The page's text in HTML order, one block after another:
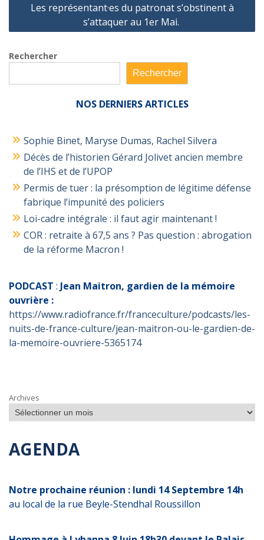
l’article
Les représentant·es du patronat s’obstinent à
s’attaquer au 1er Mai.
Rechercher
Rechercher
NOS DERNIERS ARTICLES
Sophie Binet, Maryse Dumas, Rachel Silvera
Décès de l’historien Gérard Jolivet ancien membre
de l’IHS et de l’UPOP
Permis de tuer : la présomption de légitime défense
fabrique l’impunité des policiers
Loi-cadre intégrale : il faut agir maintenant !
COR : retraite à 67,5 ans ? Pas question : abrogation
de la réforme Macron !
PODCAST : Jean Maitron, gardien de la mémoire
ouvrière :
https://www.radiofrance.fr/franceculture/podcasts/les-
nuits-de-france-culture/jean-maitron-ou-le-gardien-de-
la-memoire-ouvriere-5365174
Archives
AGENDA
Notre prochaine réunion : lundi 14 Septembre 14h
au local de la rue Beyle-Stendhal Roussillon